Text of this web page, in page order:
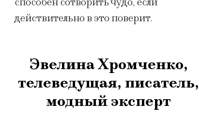
действительно в это поверит.
Эвелина Хромченко,
телеведущая, писатель,
модный эксперт